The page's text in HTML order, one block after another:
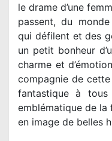
le drame d’une
passent, du
qui défilent et des
un petit bonheur
charme et
compagnie de
fantastique à
emblématique de
en image de belles